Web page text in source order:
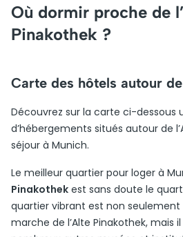
Où dormir proche de
Pinakothek ?
Carte des hôtels autour
Découvrez sur la carte ci-dessous
d’hébergements situés autour de
séjour à Munich.
Le meilleur quartier pour loger à
Pinakothek est sans doute le
quartier vibrant est non
marche de l’Alte Pinakothek, mais